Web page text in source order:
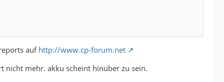
auf http://www.cp-forum.net
mehr. akku scheint hinüber zu sein.